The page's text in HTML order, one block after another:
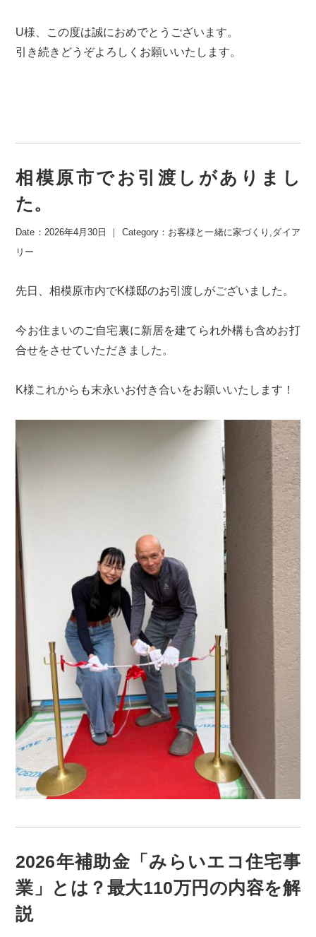
U様、この度は誠におめでとうございます。
引き続きどうぞよろしくお願いいたします。
相模原市でお引渡しがありまし
た。
Date：2026年4月30日 ｜ Category： お客様と一緒に家づくり ダイア
リー
先日、相模原市内でK様邸のお引渡しがございました。
今お住まいのご自宅裏に新居を建てられ外構も含めお打
合せをさせていただきました。
K様これからも末永いお付き合いをお願いいたします！
2026年補助金「みらいエコ住宅事
業」とは？最大110万円の内容を解
説